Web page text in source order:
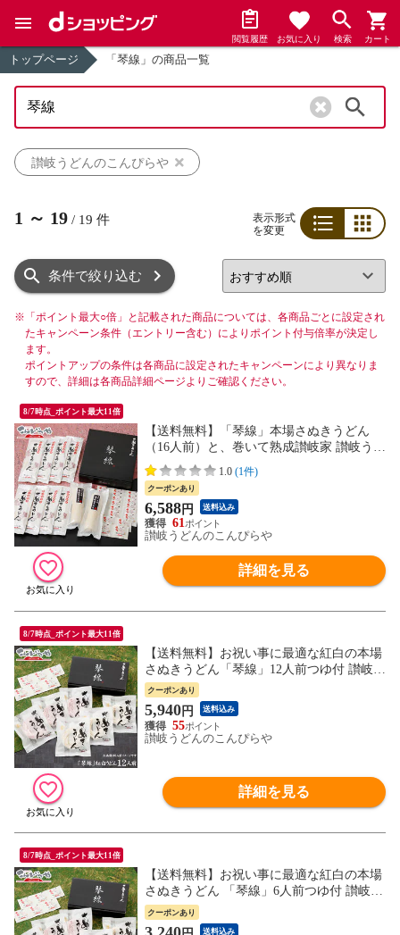
閲覧履歴 お気に入り 検索 カート
トップページ 「琴線」の商品一覧
讃岐うどんのこんぴらや
1 ～ 19 / 19 件
表示形式
を変更
条件で絞り込む
※ 「ポイント最大○倍」と記載された商品については、各商品ごとに設定され
たキャンペーン条件（エントリー含む）によりポイント付与倍率が決定し
ます。
ポイントアップの条件は各商品に設定されたキャンペーンにより異なりま
すので、詳細は各商品詳細ページよりご確認ください。
8/7時点_ポイント最大11倍
【送料無料】「琴線」本場さぬきうどん
（16人前）と、巻いて熟成讃岐家 讃岐うど
ん （6人前）の合計22人前セット！つゆ付
贈答用特別化粧箱入り内祝い/お歳暮/ギフ
ト/敬老の日/お中元/内祝 御中元 敬老の日
プレゼント
1.0 (1件)
クーポンあり
6,588円 送料込み
61
讃岐うどんのこんぴらや
詳細を見る
8/7時点_ポイント最大11倍
【送料無料】お祝い事に最適な紅白の本場
さぬきうどん「琴線」12人前つゆ付 讃岐う
どん 内祝い/お歳暮/ギフト/敬老の日/お中
元/内祝 御中元 父の日 母の日 敬老の日 プ
レゼント
クーポンあり
5,940円 送料込み
55
讃岐うどんのこんぴらや
詳細を見る
8/7時点_ポイント最大11倍
【送料無料】お祝い事に最適な紅白の本場
さぬきうどん 「琴線」6人前つゆ付 讃岐う
どん 内祝い/お歳暮/ギフト/敬老の日/お中
元/内祝 御中元 父の日 母の日 敬老の日 プ
クーポンあり
送料込み